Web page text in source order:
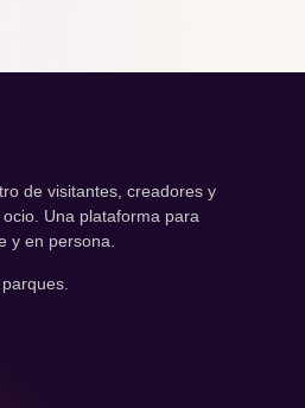
de visitantes, creadores y
Una plataforma para
y en persona.